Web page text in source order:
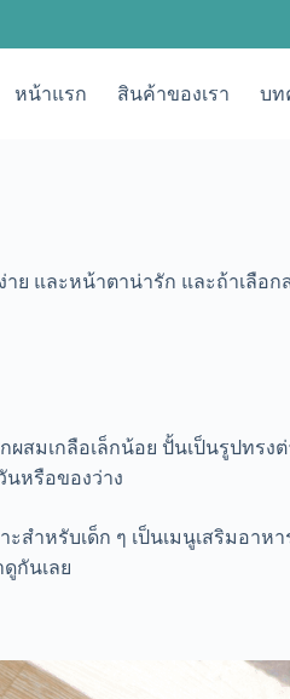
หน้าแรก
สินค้าของเรา บท
ย และหน้าตาน่ารัก และถ้าเลือก
มเกลือเล็กน้อย ปั้นเป็นรูปทรง
นหรือของว่าง
สำหรับเด็ก ๆ เป็นเมนูเสริมอา
กันเลย